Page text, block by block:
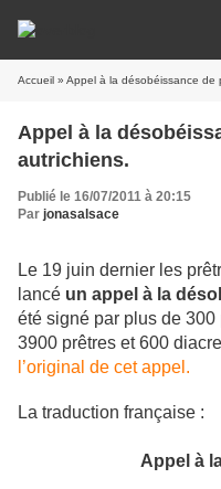
Accueil » Appel à la désobéissance de
Appel à la
autrichiens.
Publié le 16/07/2011 à 20:15
Par jonasalsace
Le 19 juin dernier les
lancé un appel à la
été signé par plus de
3900 prêtres et 600
l’original de cet appel.
La traduction française :
Appel à